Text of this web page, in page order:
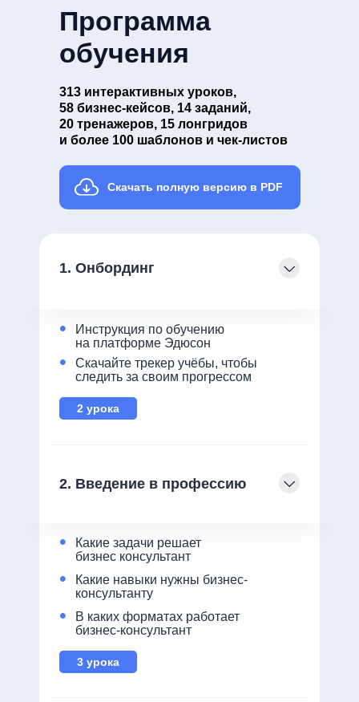
1. Онбординг
Программа
обучения
Скачать полную версию в PDF
313 интерактивных уроков,
58 бизнес-кейсов, 14 заданий,
20 тренажеров, 15 лонгридов
и более 100 шаблонов и чек-листов
Скачайте трекер учёбы, чтобы
следить за своим прогрессом
•
Инструкция по обучению
на платформе Эдюсон
•
2 урока
2. Введение в профессию
Какие навыки нужны бизнес-
консультанту
•
В каких форматах работает
бизнес-консультант
•
Какие задачи решает
бизнес консультант
•
3 урока